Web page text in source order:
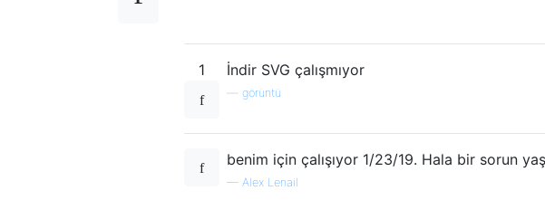
1 İndir SVG çalışmıyor
görüntü
benim için çalışıyor 1/23/19. Hala bir sorun
— Alex Lenail